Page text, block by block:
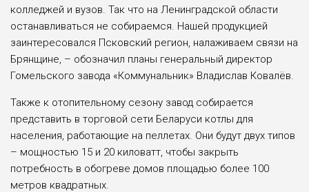
колледжей и вузов. Так что на Ленинградской области
останавливаться не собираемся. Нашей продукцией
заинтересовался Псковский регион, налаживаем связи на
Брянщине, – обозначил планы генеральный директор
Гомельского завода «Коммунальник» Владислав Ковалёв.
Также к отопительному сезону завод собирается
представить в торговой сети Беларуси котлы для
населения, работающие на пеллетах. Они будут двух типов
– мощностью 15 и 20 киловатт, чтобы закрыть
потребность в обогреве домов площадью более 100
метров квадратных.